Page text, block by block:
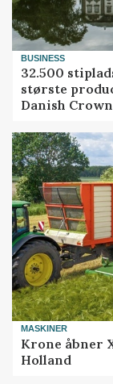
BUSINESS
32.500
største
Danish Crown
MASKINER
Krone åbner
Holland